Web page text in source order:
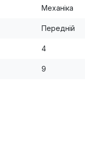
Механіка
Передній
4
9